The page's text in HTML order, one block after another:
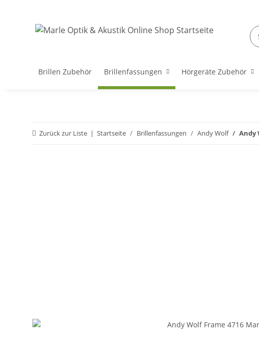
Brillen Zubehör Brillenfassungen Hörgeräte Zubehör
Zurück zur Liste Startseite Brillenfassungen Andy Wolf Andy